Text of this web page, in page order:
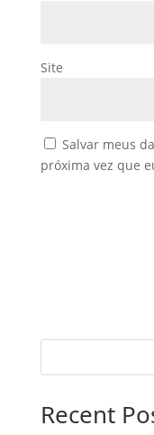
Site
Salvar meus
próxima vez que
Recent